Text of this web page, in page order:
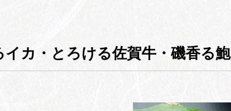
イカ・とろける佐賀牛・磯香る鮑